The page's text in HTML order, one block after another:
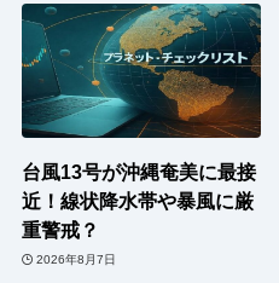
台風13号が沖縄奄美に最接
近！線状降水帯や暴風に厳
重警戒？
2026年8月7日